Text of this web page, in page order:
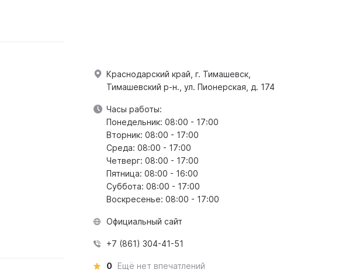
Краснодарский край, г. Тимашевск,
Тимашевский р-н., ул. Пионерская, д. 174
Часы работы:
Понедельник: 08:00 - 17:00
Вторник: 08:00 - 17:00
Среда: 08:00 - 17:00
Четверг: 08:00 - 17:00
Пятница: 08:00 - 16:00
Суббота: 08:00 - 17:00
Воскресенье: 08:00 - 17:00
Официальный сайт
+7 (861) 304-41-51
0 Ещё нет впечатлений